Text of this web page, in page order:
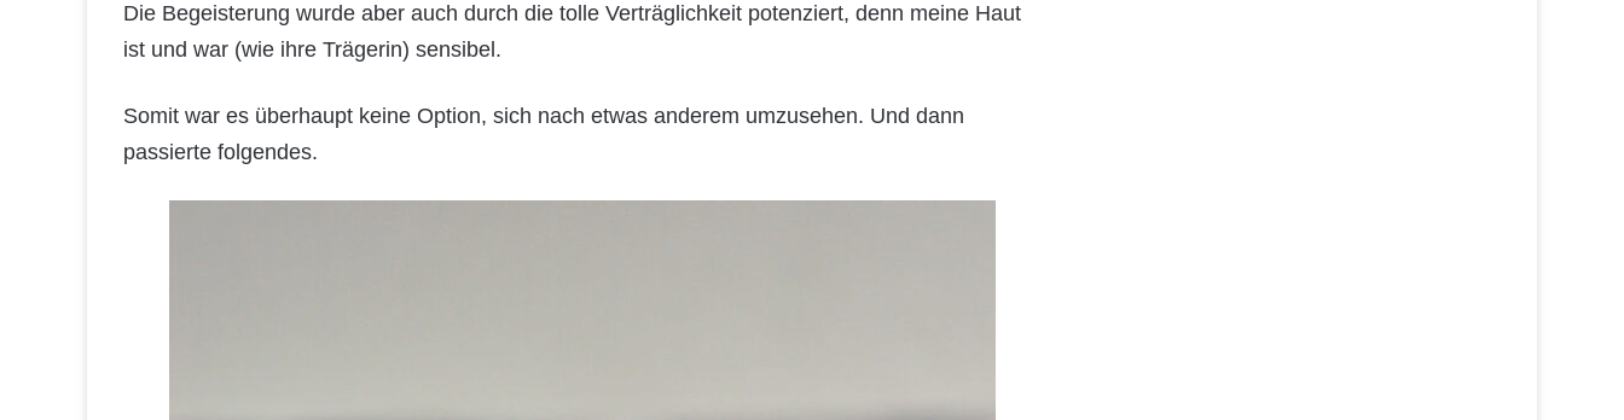
Die Begeisterung wurde aber auch durch die tolle Verträglichkeit potenziert, denn meine Haut
ist und war (wie ihre Trägerin) sensibel.
Somit war es überhaupt keine Option, sich nach etwas anderem umzusehen. Und dann
passierte folgendes.